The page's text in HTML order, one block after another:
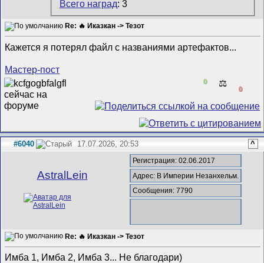
Всего наград: 3
Re: 🔥 Иказкан -> Тезот
Кажется я потерял файл с названиями артефактов...
Мастер-пост
0 ⚖️
0
#6040 17.07.2026, 20:53 ^
AstralLein
Регистрация: 02.06.2017
Адрес: В Империи Незанхельм.
Сообщения: 7790
Re: 🔥 Иказкан -> Тезот
Имба 1, Имба 2, Имба 3... Не благодари)